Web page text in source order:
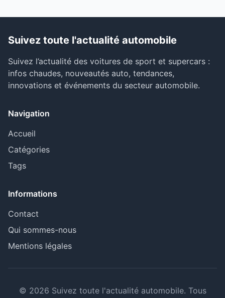
Suivez toute l'actualité automobile
Suivez l’actualité des voitures de sport et supercars :
infos chaudes, nouveautés auto, tendances,
innovations et événements du secteur automobile.
Navigation
Accueil
Catégories
Tags
Informations
Contact
Qui sommes-nous
Mentions légales
© 2026 Suivez toute l'actualité automobile. Tous